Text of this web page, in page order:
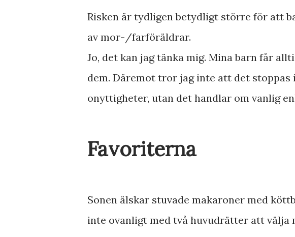
Risken är tydligen betydligt större för att
av mor-/farföräldrar.
Jo, det kan jag tänka mig. Mina barn får
dem. Däremot tror jag inte att det stoppas
onyttigheter, utan det handlar om vanlig
Favoriterna
Sonen älskar stuvade makaroner med
inte ovanligt med två huvudrätter att välja